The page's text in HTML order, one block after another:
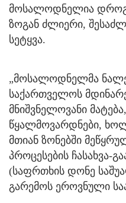
მოსალოდნელია
ზოგან ძლიერი,
სეტყვა.
„მოსალოდნელმა
საქართველოს
მნიშვნელოვანი
წყალმოვარდნები,
მთიან ზონებში
პროცესების ჩასახვა-
(საფრთხის დონე
გარემოს ეროვნული